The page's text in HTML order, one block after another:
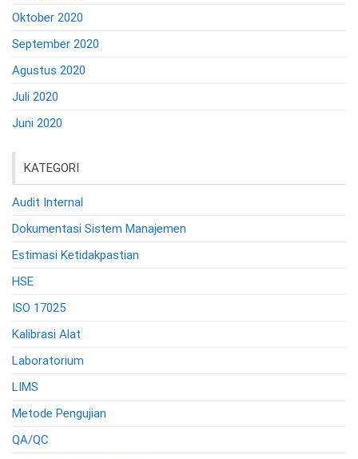
Oktober 2020
September 2020
Agustus 2020
Juli 2020
Juni 2020
KATEGORI
Audit Internal
Dokumentasi Sistem Manajemen
Estimasi Ketidakpastian
HSE
ISO 17025
Kalibrasi Alat
Laboratorium
LIMS
Metode Pengujian
QA/QC